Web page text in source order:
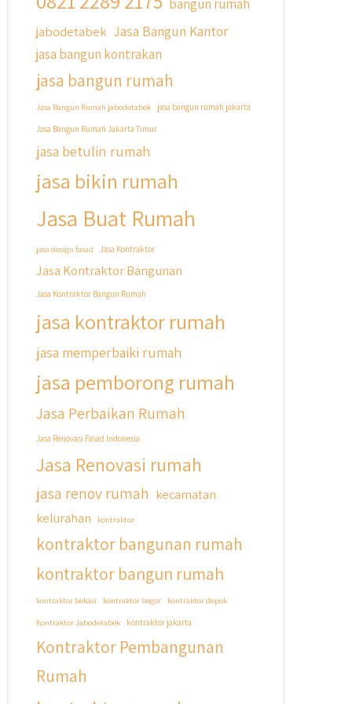
Cicilan ?? 🤗
Untuk informasi lebih lanjut terkait
program cicilan ini temen temen bisa
langsung klik link di bio yaa
#jasabangunrumahjakarta
#jasarenovasirumahjakarta
#kontraktorbangunan
#kontraktorbangunanrumah
#kontraktorbangunanjakarta
#kontraktorinteriorjakarta
#jasarenovasirumahbekasi
#jasadesainrumahmurah
#jasadesainrumahjakarta
#jasabangunrumahjabodetabek
bangun rumah
jabodetabek Jasa Bangun Kantor
jasa bangun kontrakan
jasa bangun rumah
Jasa Bangun Rumah jabodetabek
jasa bangun rumah jakarta
Jasa Bangun Rumah Jakarta Timur
jasa betulin rumah
jasa bikin rumah
Jasa Buat Rumah
jasa design fasad Jasa Kontraktor
Jasa Kontraktor Bangunan
Jasa Kontraktor Bangun Rumah
jasa kontraktor rumah
jasa memperbaiki rumah
jasa pemborong rumah
Jasa Perbaikan Rumah
Jasa Renovasi Fasad Indonesia
Jasa Renovasi rumah
jasa renov rumah kecamatan
kelurahan
kontraktor
kontraktor bangunan rumah
kontraktor bangun rumah
kontraktor bekasi kontraktor bogor
kontraktor depok
Kontraktor Jabodetabek
kontraktor jakarta
Kontraktor Pembangunan
Rumah